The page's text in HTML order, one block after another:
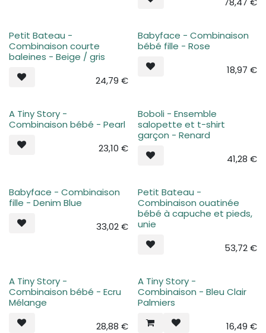
Plus de stock
Petit Bateau -
Combinaison courte
baleines - Beige / gris
24,79 €
Plus de stock
Babyface - Combinaison
bébé fille - Rose
18,97 €
Plus de stock
A Tiny Story -
Combinaison bébé - Pearl
23,10 € Plus de stock
Boboli - Ensemble
salopette et t-shirt
garçon - Renard
41,28 €
Plus de stock
Babyface - Combinaison
fille - Denim Blue
33,02€ Plus de stock
Petit Bateau -
Combinaison ouatinée
bébé à capuche et pieds,
unie
53,72€
Plus de stock
A Tiny Story -
Combinaison bébé - Ecru
Mélange
28,88 €
Plus de stock
A Tiny Story -
Combinaison - Bleu Clair
Palmiers
16,49 €